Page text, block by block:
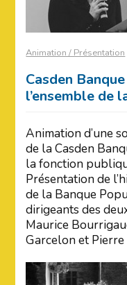
Animation / Présentation
Casden
l’ensemble de
Animation d’une
de la Casden
la fonction
Présentation de
de la Banque
dirigeants des
Maurice
Garcelon et